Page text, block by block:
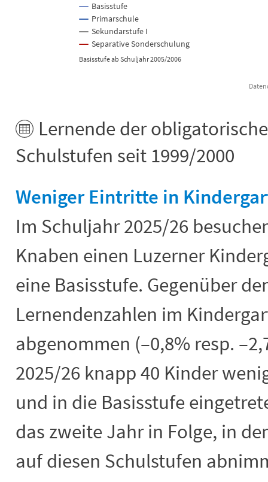
Basisstufe ab Schuljahr 2005/2006
Basisstufe
Primarschule
Sekundarstufe I
Separative Sonderschulung
Lernende der
Schulstufen seit 1999/2000
Weniger Eintritte in
Im Schuljahr 2025/26
Knaben einen Luzerner
eine Basisstufe. Gegenüber
Lernendenzahlen im
abgenommen (–0,8% resp.
2025/26 knapp 40 Kinder
und in die Basisstufe
das zweite Jahr in Folge, in
auf diesen Schulstufen